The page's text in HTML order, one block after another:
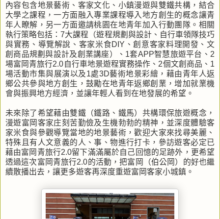
內容包含地景藝術、客家文化、小鎮漫遊與雙鐵共構，結合
大學之課程，一方面融入專業課程導入地方創生的概念讓青
年人瞭解，另一方面邀請桃園在地青年加入行動團隊。相關
執行策略包括：7大課程（遊程規劃與設計、自行車領隊技巧
與實務、導覽解說、客家米食DIY、創意客家料理開發、文
創商品規劃與設計及創業講座）、1套APP智慧旅遊平台、2
場富岡青旅行2.0自行車地景遊程實務操作、2個文創商品、1
場活動市集與展演以及1處3D藝術地景彩繪，藉由青年人返
鄉公共參與地方創生，鼓勵在地青年返鄉創業，增加就業機
會與振興地方經濟，並讓年輕人看到在地發展的希望。
未來除了希望藉由雙鐵（鐵路、鐵馬）共構環保旅遊概念，
漫遊富岡客家庄刻苦勤儉及生機勃勃的精神，並深度體驗客
家米食與參觀導覽當地的地景藝術，歡迎大家來找尋美麗、
特殊且有人文意義的人、事、物進行打卡，參訪遊客必定已
藉由富岡青旅行2.0留下滿滿屬於自己回憶的足跡外，更希望
透過這次富岡青旅行2.0的活動，把富岡（伯公岡）的好也繼
續散播出去，讓更多遊客再深度重遊富岡客家小城鎮。